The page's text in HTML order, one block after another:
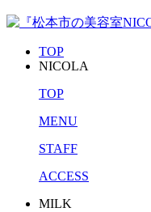
TOP
NICOLA
TOP
MENU
STAFF
ACCESS
MILK